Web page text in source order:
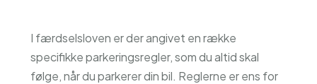
I færdselsloven er der angivet en række
specifikke parkeringsregler, som du altid skal
følge, når du parkerer din bil. Reglerne er ens for